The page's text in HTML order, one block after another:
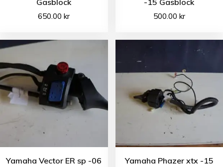
650.00kr 500.00 kr
Yamaha Vector ER sp -06
Yamaha Phazer xtx -15